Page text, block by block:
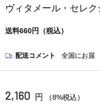
ヴィタメール・セレ
送料660円（税込）
配送コメント 全国にお届
2,160 円 （8%税込）